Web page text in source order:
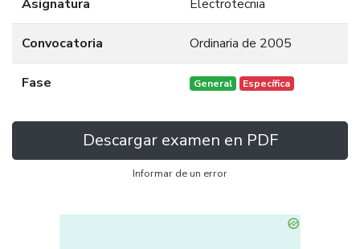
Asignatura Electrotecnia
Convocatoria Ordinaria de 2005
Fase General Específica
Descargar examen en PDF
Informar de un error